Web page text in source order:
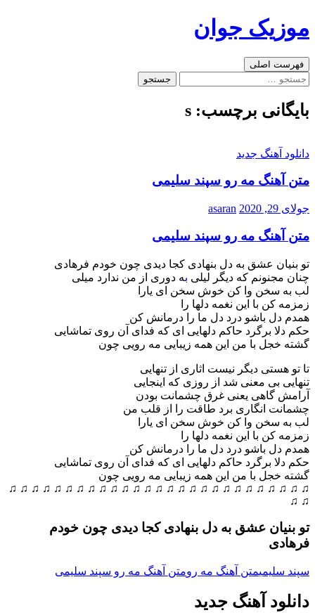
به
موزیک جوان
جست‌وجو
فهرست اصلی
جستجو
بایگانی برچسب: s
دانلود آهنگ جدید
متن آهنگ مه رو سپند سلیمی
جولای 29, 2020 asaran
متن آهنگ مه رو سپند سلیمی
تو بنیان عشق به دل بنهادی کجا دیدی چون خودم فرهادی
چنان مجنونم که دیگر لیلی به دوری از من ندارد میلی
لب به سخن وا کن خوش سخن ای یارا
زمزمه کن با این نغمه دلها را
همدم دل باشو درد دل ما را درمانش کن
حکم دلا برگرد حاکم دلهایی ای که فدای آن روی تماشایی
گشته خجل با من این همه زیبایی مه رویی چون
تا تو هستی دیگر نیست اثاری از تنهایی
تنهایی بی معنی شد از روزی که اینجایی
آرامش گاهی یعنی غرق چشمانت بودن
چشمانت انگاری برد طاقت را از قلب من
لب به سخن وا کن خوش سخن ای یارا
زمزمه کن با این نغمه دلها را
همدم دل باشو درد دل ما را درمانش کن
حکم دلا برگرد حاکم دلهایی ای که فدای آن روی تماشایی
گشته خجل با من این همه زیبایی مه رویی چون
♫ ♫ ♫ ♫ ♫ ♫ ♫ ♫ ♫ ♫ ♫ ♫ ♫ ♫ ♫ ♫ ♫ ♫ ♫ ♫ ♫ ♫ ♫ ♫ ♫ ♫ ♫
♫ ♫
تو بنیان عشق به دل بنهادی کجا دیدی چون خودم
فرهادی
سپند سلیمیمتن آهنگ مه رومتن آهنگ مه رو سپند سلیمی
دانلود آهنگ جدید